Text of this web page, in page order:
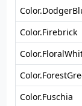
Color.Firebrick
Color.Fuschia